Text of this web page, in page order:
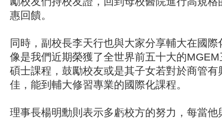
惠回饋。
同時，副校長李天行也與大家分享輔大在國
像是我們近期榮獲了全世界前五十大的
碩士課程，鼓勵校友或是其子女若對於商管有
佳，能到輔大修習專業的國際化課程。
理事長楊明勳則表示多虧校方的努力，每當他